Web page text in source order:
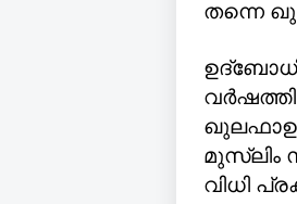
തന്നെ
മുസ്ലിം
വിധി